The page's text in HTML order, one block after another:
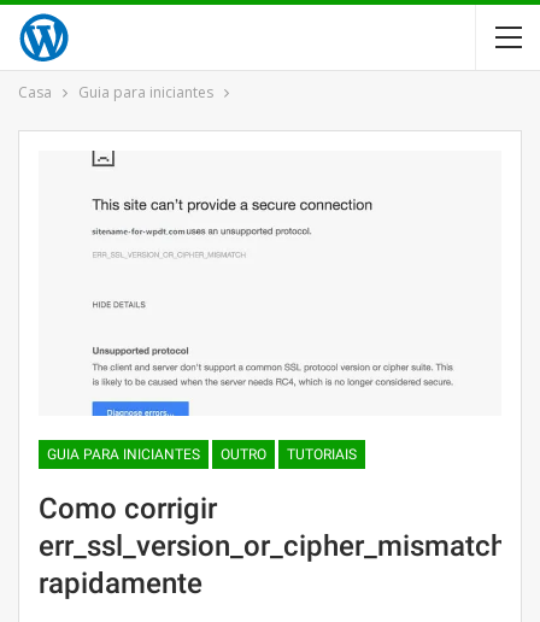
Casa Guia para iniciantes
GUIA PARA INICIANTES OUTRO TUTORIAIS
Como corrigir
err_ssl_version_or_cipher_mismatch
rapidamente